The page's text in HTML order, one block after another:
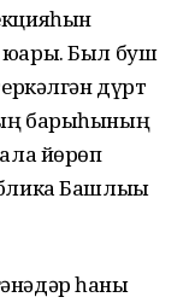
Был буш
дүрт
барыһының
йөрөп
Башлығы
һаны